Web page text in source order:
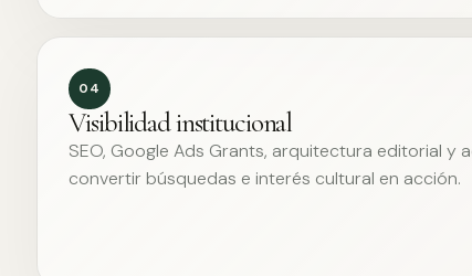
04
Visibilidad institucional
SEO, Google Ads Grants, arquitectura editorial y
convertir búsquedas e interés cultural en acción.